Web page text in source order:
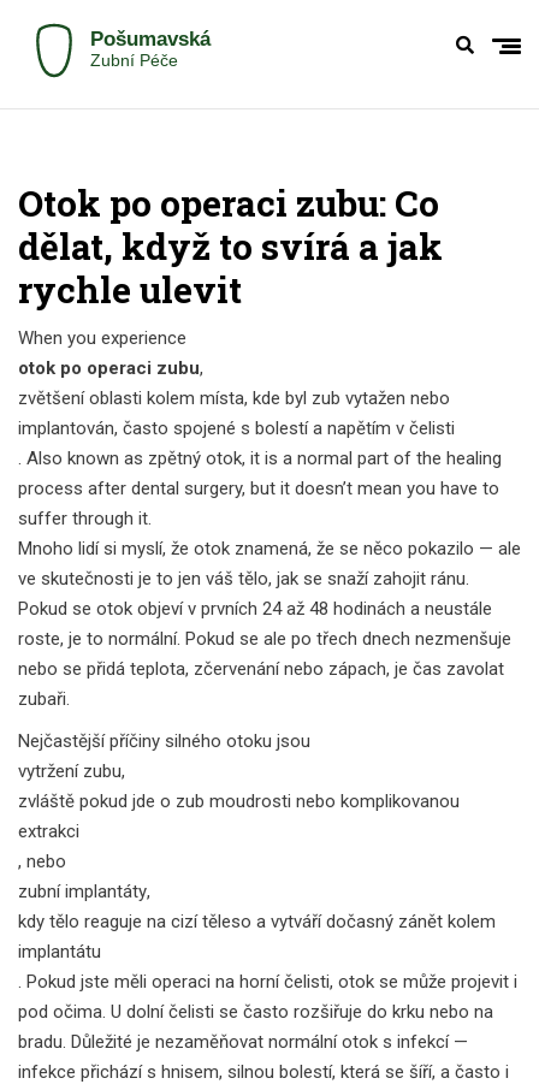
Otok po operaci zubu: Co
dělat, když to svírá a jak
rychle ulevit
When you experience
otok po operaci zubu,
zvětšení oblasti kolem místa, kde byl zub vytažen nebo
implantován, často spojené s bolestí a napětím v čelisti
. Also known as zpětný otok, it is a normal part of the healing
process after dental surgery, but it doesn’t mean you have to
suffer through it.
Mnoho lidí si myslí, že otok znamená, že se něco pokazilo — ale
ve skutečnosti je to jen váš tělo, jak se snaží zahojit ránu.
Pokud se otok objeví v prvních 24 až 48 hodinách a neustále
roste, je to normální. Pokud se ale po třech dnech nezmenšuje
nebo se přidá teplota, zčervenání nebo zápach, je čas zavolat
zubaři.
Nejčastější příčiny silného otoku jsou
vytržení zubu,
zvláště pokud jde o zub moudrosti nebo komplikovanou
extrakci
, nebo
zubní implantáty,
kdy tělo reaguje na cizí těleso a vytváří dočasný zánět kolem
implantátu
. Pokud jste měli operaci na horní čelisti, otok se může projevit i
pod očima. U dolní čelisti se často rozšiřuje do krku nebo na
bradu. Důležité je nezaměňovat normální otok s infekcí —
infekce přichází s hnisem, silnou bolestí, která se šíří, a často i